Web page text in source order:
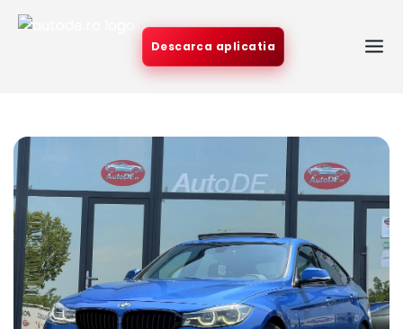
Descarca aplicatia